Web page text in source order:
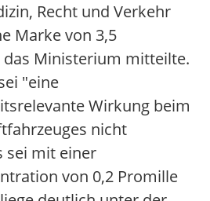
Recht und Verkehr
Marke von 3,5
Ministerium mitteilte.
"eine
Wirkung beim
nicht
sei mit einer
von 0,2 Promille